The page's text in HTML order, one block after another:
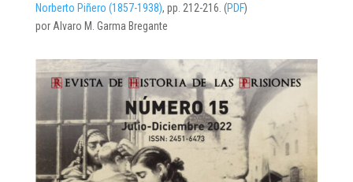
Norberto Piñero (1857-1938), pp. 212-216. (PDF)
por Alvaro M. Garma Bregante